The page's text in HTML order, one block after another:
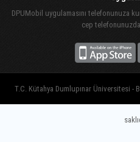
DPUMobil uygulamasını telefonunuza
cep
T.C. Kütahya Dumlupınar Üniversitesi -